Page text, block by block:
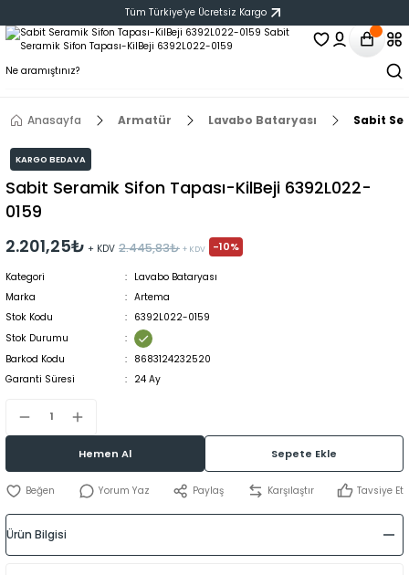
Tüm Türkiye‘ye Ücretsiz Kargo
Anasayfa Armatür Lavabo Bataryası Sabit
KARGO BEDAVA
Sabit Seramik Sifon Tapası-KilBeji 6392L022-
0159
2.201,25₺ + KDV 2.445,83₺ + KDV -10%
Kategori
Lavabo Bataryası
Marka
Artema
Stok Kodu
6392L022-0159
Stok Durumu
Barkod Kodu
8683124232520
Garanti Süresi
24 Ay
Hemen Al Sepete Ekle
Yorum Yaz Paylaş Karşılaştır Tavsiye Et
Ürün Bilgisi